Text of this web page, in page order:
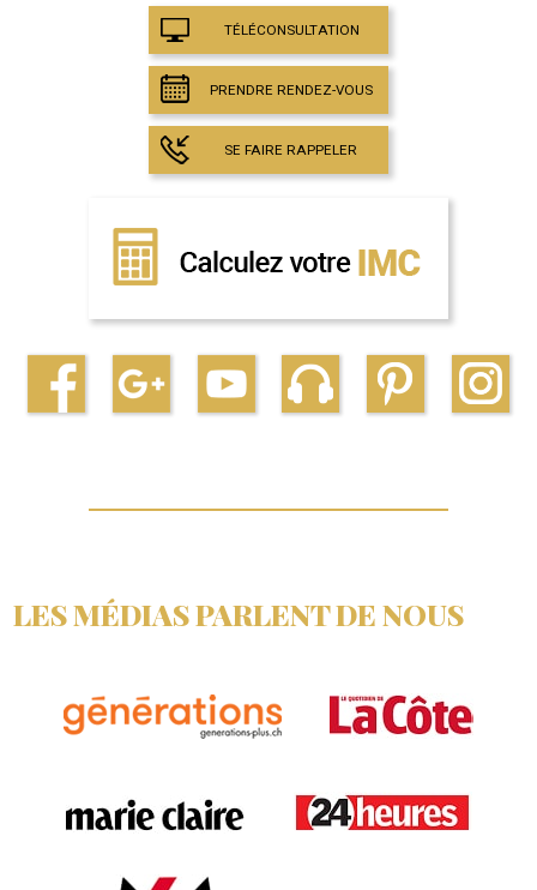
TÉLÉCONSULTATION
PRENDRE RENDEZ-VOUS
SE FAIRE RAPPELER
LES MÉDIAS PARLENT DE NOUS